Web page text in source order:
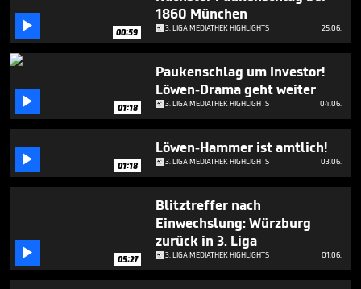
 00:59
1860 München
3. LIGA MEDIATHEK HIGHLIGHTS 25.06.
 01:18
Paukenschlag um Investor!
Löwen-Drama geht weiter
3. LIGA MEDIATHEK HIGHLIGHTS 04.06.
 01:18
Löwen-Hammer ist amtlich!
3. LIGA MEDIATHEK HIGHLIGHTS 03.06.
 05:27
Blitztreffer nach
Einwechslung: Würzburg
zurück in 3. Liga
3. LIGA MEDIATHEK HIGHLIGHTS 01.06.